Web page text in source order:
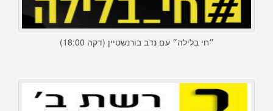
״חי בלילה״ עם נדב בורנשטיין (דקה 18:00)